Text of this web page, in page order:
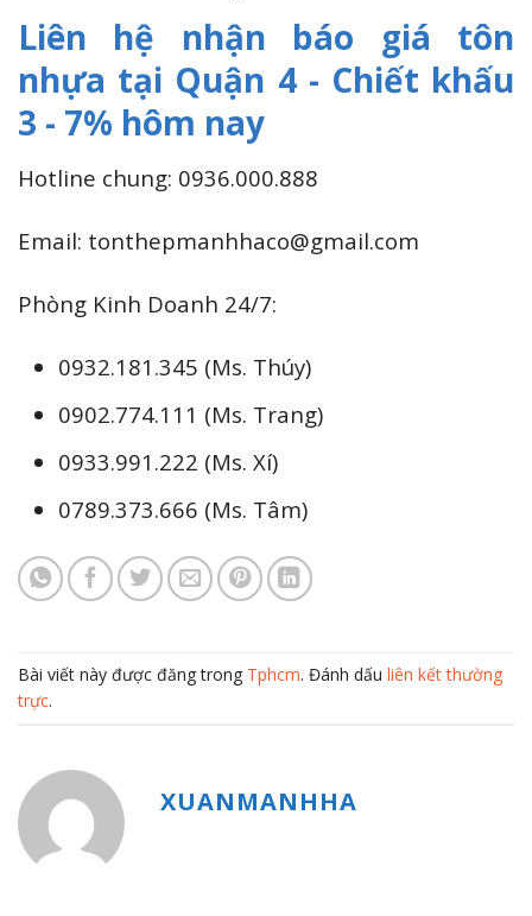
Liên hệ nhận báo giá tôn
nhựa tại Quận 4 - Chiết khấu
3 - 7% hôm nay
Hotline chung: 0936.000.888
Email: tonthepmanhhaco@gmail.com
Phòng Kinh Doanh 24/7:
0932.181.345 (Ms. Thúy)
0902.774.111 (Ms. Trang)
0933.991.222 (Ms. Xí)
0789.373.666 (Ms. Tâm)
Bài viết này được đăng trong Tphcm. Đánh dấu liên kết thường
trực.
XUANMANHHA